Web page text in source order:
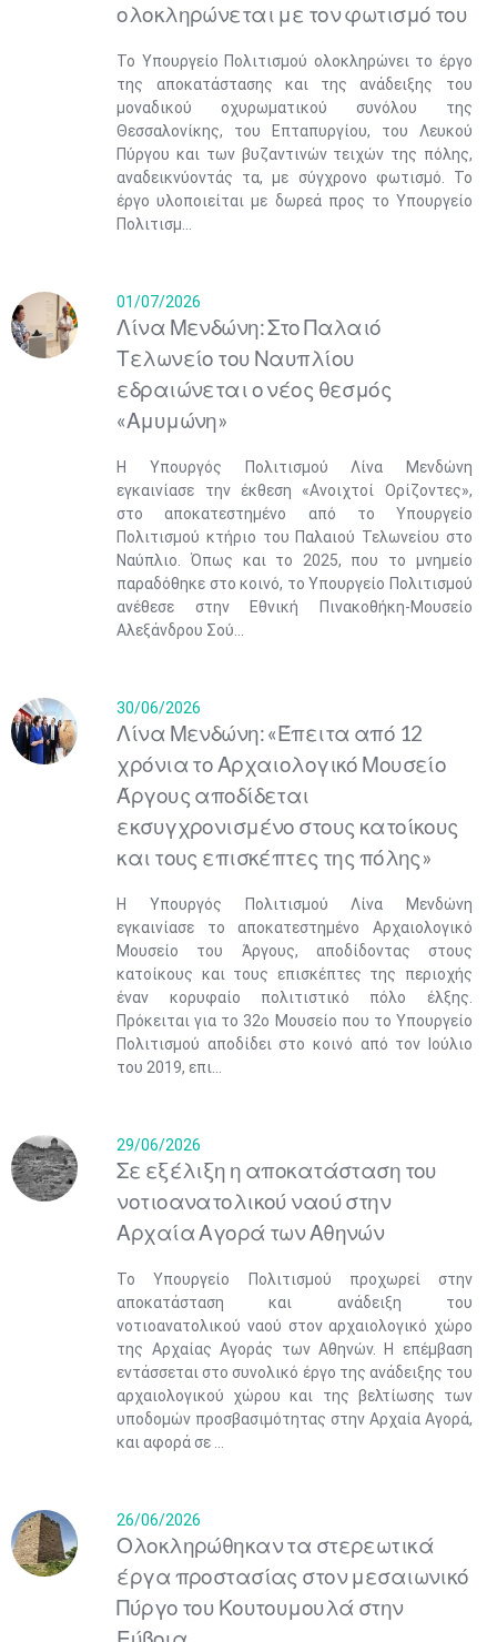
ολοκληρώνεται με τον φωτισμό του
Το Υπουργείο Πολιτισμού ολοκληρώνει το έργο
της αποκατάστασης και της ανάδειξης του
μοναδικού οχυρωματικού συνόλου της
Θεσσαλονίκης, του Επταπυργίου, του Λευκού
Πύργου και των βυζαντινών τειχών της πόλης,
αναδεικνύοντάς τα, με σύγχρονο φωτισμό. Το
έργο υλοποιείται με δωρεά προς το Υπουργείο
Πολιτισμ...
01/07/2026
Λίνα Μενδώνη: Στο Παλαιό
Τελωνείο του Ναυπλίου
εδραιώνεται ο νέος θεσμός
«Αμυμώνη»
Η Υπουργός Πολιτισμού Λίνα Μενδώνη
εγκαινίασε την έκθεση «Ανοιχτοί Ορίζοντες»,
στο αποκατεστημένο από το Υπουργείο
Πολιτισμού κτήριο του Παλαιού Τελωνείου στο
Ναύπλιο. Όπως και το 2025, που το μνημείο
παραδόθηκε στο κοινό, το Υπουργείο Πολιτισμού
ανέθεσε στην Εθνική Πινακοθήκη-Μουσείο
Αλεξάνδρου Σού...
30/06/2026
Λίνα Μενδώνη: «Έπειτα από 12
χρόνια το Αρχαιολογικό Μουσείο
Άργους αποδίδεται
εκσυγχρονισμένο στους κατοίκους
και τους επισκέπτες της πόλης»
Η Υπουργός Πολιτισμού Λίνα Μενδώνη
εγκαινίασε το αποκατεστημένο Αρχαιολογικό
Μουσείο του Άργους, αποδίδοντας στους
κατοίκους και τους επισκέπτες της περιοχής
έναν κορυφαίο πολιτιστικό πόλο έλξης.
Πρόκειται για το 32ο Μουσείο που το Υπουργείο
Πολιτισμού αποδίδει στο κοινό από τον Ιούλιο
του 2019, επι...
29/06/2026
Σε εξέλιξη η αποκατάσταση του
νοτιοανατολικού ναού στην
Αρχαία Αγορά των Αθηνών
Το Υπουργείο Πολιτισμού προχωρεί στην
αποκατάσταση και ανάδειξη του
νοτιοανατολικού ναού στον αρχαιολογικό χώρο
της Αρχαίας Αγοράς των Αθηνών. Η επέμβαση
εντάσσεται στο συνολικό έργο της ανάδειξης του
αρχαιολογικού χώρου και της βελτίωσης των
υποδομών προσβασιμότητας στην Αρχαία Αγορά,
και αφορά σε ...
26/06/2026
Ολοκληρώθηκαν τα στερεωτικά
έργα προστασίας στον μεσαιωνικό
Πύργο του Κουτουμουλά στην